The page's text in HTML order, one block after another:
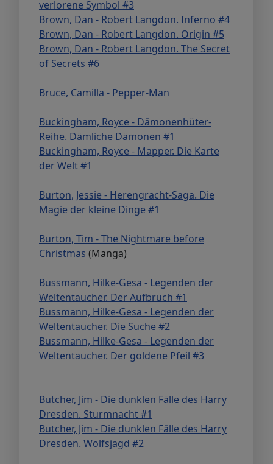
verlorene Symbol #3
Brown, Dan - Robert Langdon. Inferno #4
Brown, Dan - Robert Langdon. Origin #5
Brown, Dan - Robert Langdon. The Secret
of Secrets #6
Bruce, Camilla - Pepper-Man
Buckingham, Royce - Dämonenhüter-
Reihe. Dämliche Dämonen #1
Buckingham, Royce - Mapper. Die Karte
der Welt #1
Burton, Jessie - Herengracht-Saga. Die
Magie der kleine Dinge #1
Burton, Tim - The Nightmare before
Christmas (Manga)
Bussmann, Hilke-Gesa - Legenden der
Weltentaucher. Der Aufbruch #1
Bussmann, Hilke-Gesa - Legenden der
Weltentaucher. Die Suche #2
Bussmann, Hilke-Gesa - Legenden der
Weltentaucher. Der goldene Pfeil #3
Butcher, Jim - Die dunklen Fälle des Harry
Dresden. Sturmnacht #1
Butcher, Jim - Die dunklen Fälle des Harry
Dresden. Wolfsjagd #2